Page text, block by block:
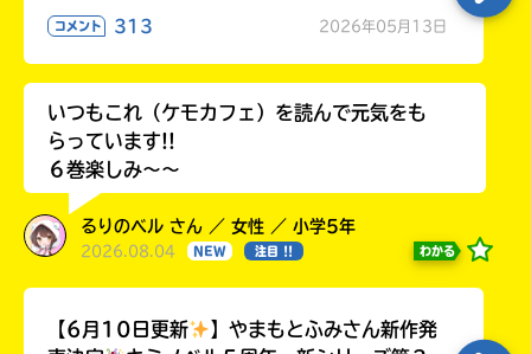
コメント 313 2026年05月13日
いつもこれ（ケモカフェ）を読んで元気をも
らっています!!
６巻楽しみ～～
るりのベル さん ／ 女性 ／ 小学5年
2026.08.04 NEW 注目 !! わかる
【6月10日更新
】やまもとふみさん新作発